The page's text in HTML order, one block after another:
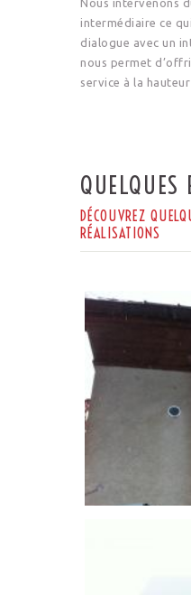
Nous intervenons
intermédiaire ce
dialogue avec un
nous permet
service à la
QUELQUES
DÉCOUVREZ
RÉALISATIONS